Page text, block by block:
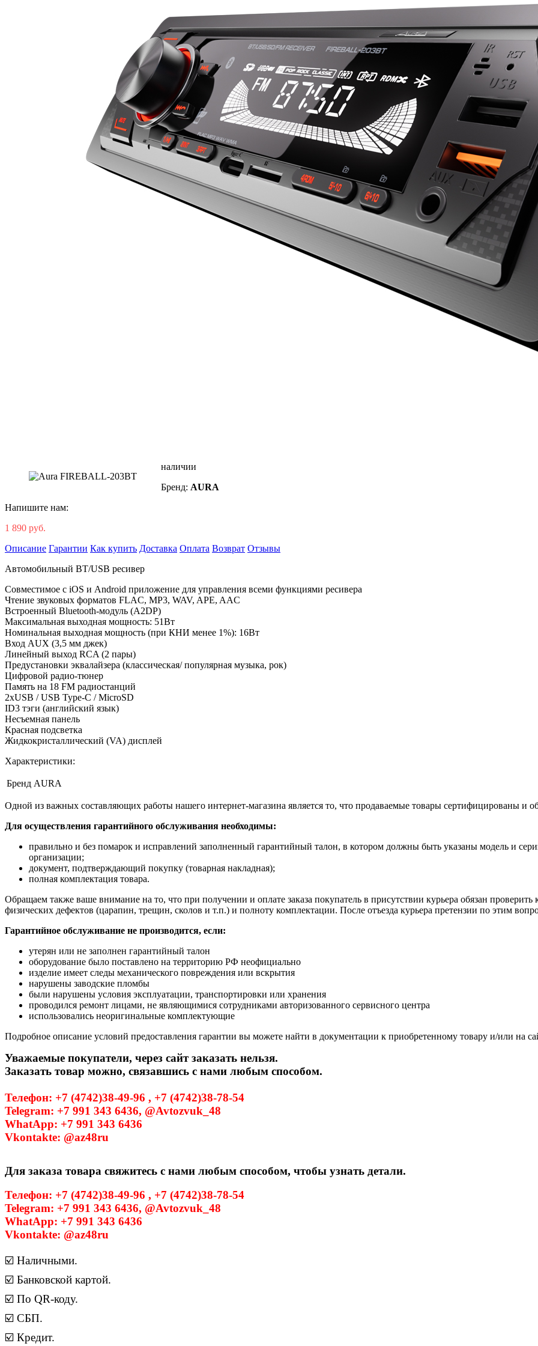
наличии
Бренд: AURA
Напишите нам:
1 890 руб.
Описание Гарантии Как купить Доставка Оплата Возврат Отзывы
Автомобильный BT/USB ресивер
Совместимое с iOS и Android приложение для управления всеми функциями ресивера
Чтение звуковых форматов FLAC, MP3, WAV, APE, AAC
Встроенный Bluetooth-модуль (A2DP)
Максимальная выходная мощность: 51Вт
Номинальная выходная мощность (при КНИ менее 1%): 16Вт
Вход AUX (3,5 мм джек)
Линейный выход RCA (2 пары)
Предустановки эквалайзера (классическая/ популярная музыка, рок)
Цифровой радио-тюнер
Память на 18 FM радиостанций
2xUSB / USB Type-C / MicroSD
ID3 тэги (английский язык)
Несъемная панель
Красная подсветка
Жидкокристаллический (VA) дисплей
Характеристики:
Бренд AURA
Одной из важных составляющих работы нашего интернет-магазина является то, что продаваемые товары сертифицированы и
Для осуществления гарантийного обслуживания необходимы:
правильно и без помарок и исправлений заполненный гарантийный талон, в котором должны быть указаны модель и
организации;
документ, подтверждающий покупку (товарная накладная);
полная комплектация товара.
Обращаем также ваше внимание на то, что при получении и оплате заказа покупатель в присутствии курьера обязан
физических дефектов (царапин, трещин, сколов и т.п.) и полноту комплектации. После отъезда курьера претензии по этим
Гарантийное обслуживание не производится, если:
утерян или не заполнен гарантийный талон
оборудование было поставлено на территорию РФ неофициально
изделие имеет следы механического повреждения или вскрытия
нарушены заводские пломбы
были нарушены условия эксплуатации, транспортировки или хранения
проводился ремонт лицами, не являющимися сотрудниками авторизованного сервисного центра
использовались неоригинальные комплектующие
Подробное описание условий предоставления гарантии вы можете найти в документации к приобретенному товару и/или на
Уважаемые покупатели, через сайт заказать нельзя.
Заказать товар можно, связавшись с нами любым способом.
Телефон: +7 (4742)38-49-96 , +7 (4742)38-78-54
Telegram: +7 991 343 6436, @Avtozvuk_48
WhatApp: +7 991 343 6436
Vkontakte: @az48ru
Для заказа товара свяжитесь с нами любым способом, чтобы узнать детали.
Телефон: +7 (4742)38-49-96 , +7 (4742)38-78-54
Telegram: +7 991 343 6436, @Avtozvuk_48
WhatApp: +7 991 343 6436
Vkontakte: @az48ru
☑️ Наличными.
☑️ Банковской картой.
☑️ По QR-коду.
☑️ СБП.
☑️ Кредит.